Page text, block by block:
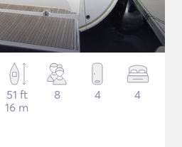
51 ft
16 m
8 4 4